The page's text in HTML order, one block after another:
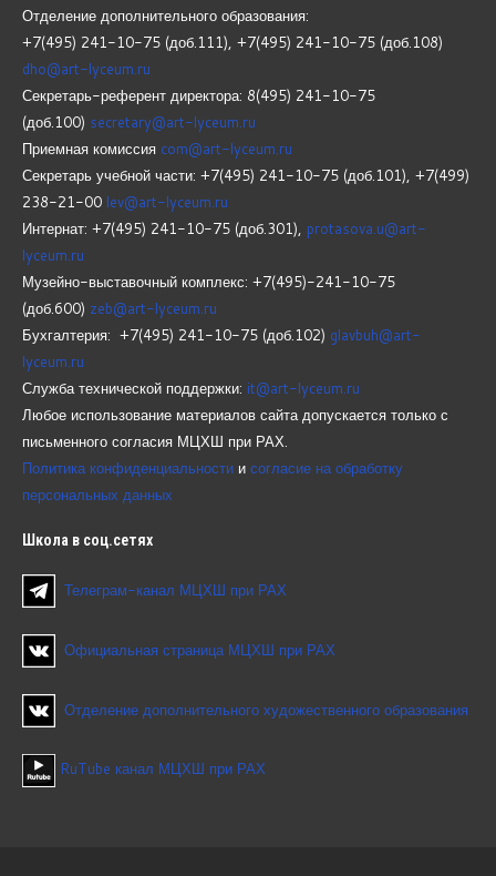
Отделение дополнительного образования:
+7(495) 241-10-75 (доб.111), +7(495) 241-10-75 (доб.108)
dho@art-lyceum.ru
Секретарь-референт директора: 8(495) 241-10-75
(доб.100) secretary@art-lyceum.ru
Приемная комиссия com@art-lyceum.ru
Секретарь учебной части: +7(495) 241-10-75 (доб.101), +7(499)
238-21-00 lev@art-lyceum.ru
Интернат: +7(495) 241-10-75 (доб.301), protasova.u@art-
lyceum.ru
Музейно-выставочный комплекс: +7(495)-241-10-75
(доб.600) zeb@art-lyceum.ru
Бухгалтерия: +7(495) 241-10-75 (доб.102) glavbuh@art-
lyceum.ru
Служба технической поддержки: it@art-lyceum.ru
Любое использование материалов сайта допускается только с
письменного согласия МЦХШ при РАХ.
Политика конфиденциальности и согласие на обработку
персональных данных
Школа в соц.сетях
Телеграм-канал МЦХШ при РАХ
Официальная страница МЦХШ при РАХ
Отделение дополнительного художественного образования
RuTube канал МЦХШ при РАХ